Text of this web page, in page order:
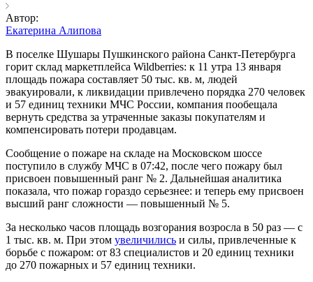
Автор:
Екатерина Алипова
В поселке Шушары Пушкинского района Санкт-Петербурга
горит склад маркетплейса Wildberries: к 11 утра 13 января
площадь пожара составляет 50 тыс. кв. м, людей
эвакуировали, к ликвидации привлечено порядка 270 человек
и 57 единиц техники МЧС России, компания пообещала
вернуть средства за утраченные заказы покупателям и
компенсировать потери продавцам.
Сообщение о пожаре на складе на Московском шоссе
поступило в службу МЧС в 07:42, после чего пожару был
присвоен повышенный ранг № 2. Дальнейшая аналитика
показала, что пожар гораздо серьезнее: и теперь ему присвоен
высший ранг сложности — повышенный № 5.
За несколько часов площадь возгорания возросла в 50 раз — с
1 тыс. кв. м. При этом увеличились и силы, привлеченные к
борьбе с пожаром: от 83 специалистов и 20 единиц техники
до 270 пожарных и 57 единиц техники.